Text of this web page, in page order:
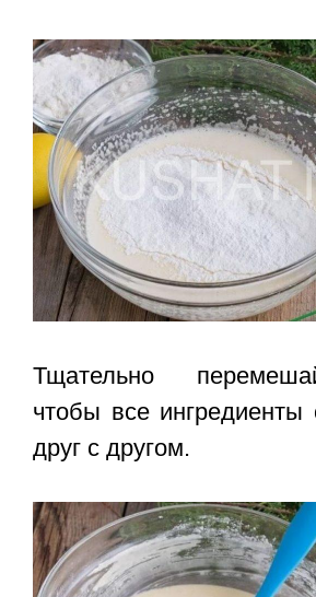
Тщательно
чтобы все ингредиенты
друг с другом.